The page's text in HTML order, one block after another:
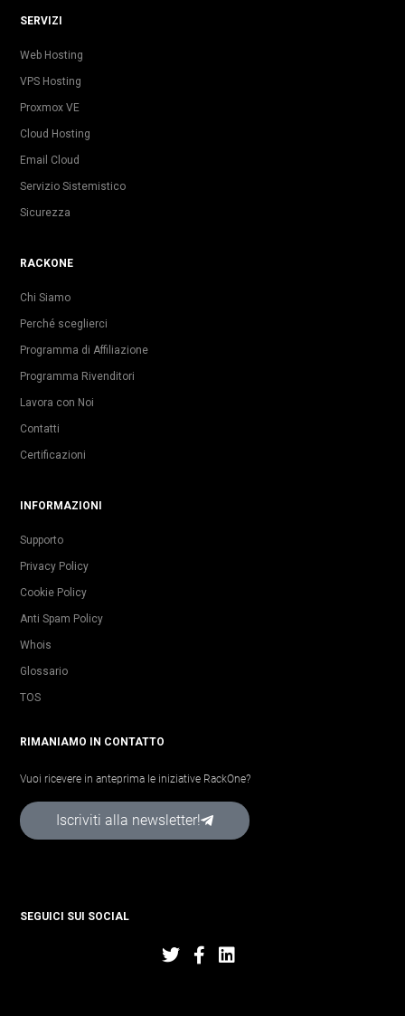
SERVIZI
Web Hosting
VPS Hosting
Proxmox VE
Cloud Hosting
Email Cloud
Servizio Sistemistico
Sicurezza
RACKONE
Chi Siamo
Perché sceglierci
Programma di Affiliazione
Programma Rivenditori
Lavora con Noi
Contatti
Certificazioni
INFORMAZIONI
Supporto
Privacy Policy
Cookie Policy
Anti Spam Policy
Whois
Glossario
TOS
RIMANIAMO IN CONTATTO
Vuoi ricevere in anteprima le iniziative RackOne?
Iscriviti alla newsletter!
SEGUICI SUI SOCIAL